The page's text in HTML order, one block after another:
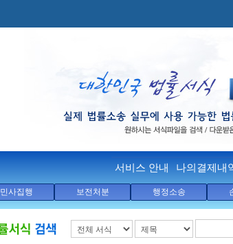
서비스 안내 나의결제내
민사집행 보전처분 행정소송